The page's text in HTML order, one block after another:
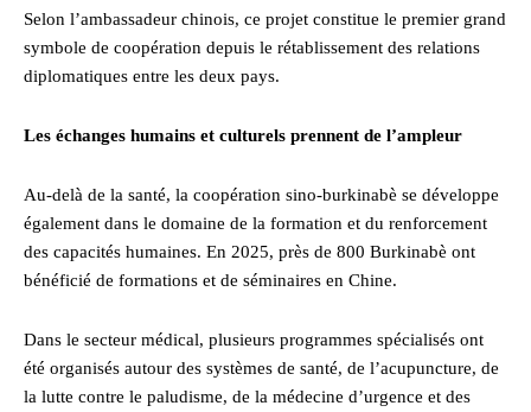
Selon l’ambassadeur chinois, ce projet constitue le premier grand
symbole de coopération depuis le rétablissement des relations
diplomatiques entre les deux pays.
Les échanges humains et culturels prennent de l’ampleur
Au-delà de la santé, la coopération sino-burkinabè se développe
également dans le domaine de la formation et du renforcement
des capacités humaines. En 2025, près de 800 Burkinabè ont
bénéficié de formations et de séminaires en Chine.
Dans le secteur médical, plusieurs programmes spécialisés ont
été organisés autour des systèmes de santé, de l’acupuncture, de
la lutte contre le paludisme, de la médecine d’urgence et des